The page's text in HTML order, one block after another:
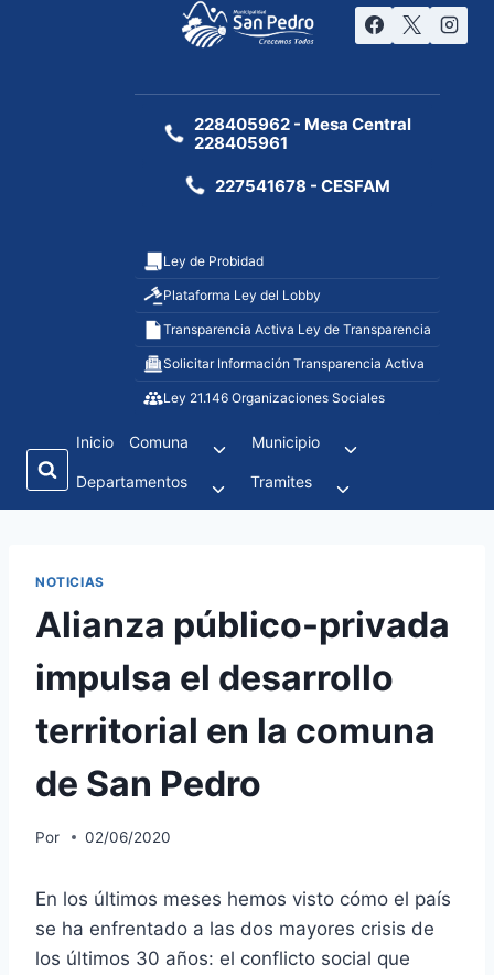
228405962 - Mesa Central
228405961
227541678 - CESFAM
Ley de Probidad
Plataforma Ley del Lobby
Transparencia Activa Ley de Transparencia
Solicitar Información Transparencia Activa
Ley 21.146 Organizaciones Sociales
Inicio Comuna Municipio
Departamentos Tramites
NOTICIAS
Alianza público-privada
impulsa el desarrollo
territorial en la comuna
de San Pedro
Por 02/06/2020
En los últimos meses hemos visto cómo el país
se ha enfrentado a las dos mayores crisis de
los últimos 30 años: el conflicto social que